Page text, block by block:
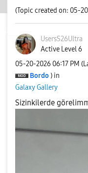
(Topic created on: 05-
UsersS26Ultra
Active Level 6
‎05-20-2026 06:17 PM
Bordo ) in
Galaxy Gallery
Sizinkilerde